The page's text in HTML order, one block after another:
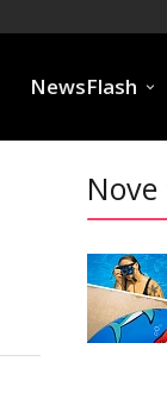
NewsFlash